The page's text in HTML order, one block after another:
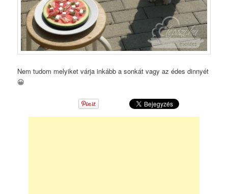
Nem tudom melyiket várja inkább a sonkát vagy az édes dinnyét
😀